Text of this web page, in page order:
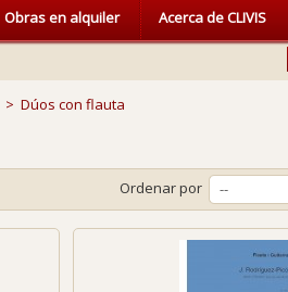
Obras en alquiler Acerca de CLIVIS
> Dúos con flauta
Ordenar por --